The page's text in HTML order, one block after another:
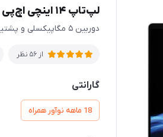
لپ‌تاپ ۱۴ اینچی اچ‌پی مدل OmniBook 5 Flip 14 FP0013dx - A
دوربین ۵ مگاپیکسلی و پشتیبانی از Windows Hello
از 56 نظر
گارانتی
18 ماهه نوآور همراه